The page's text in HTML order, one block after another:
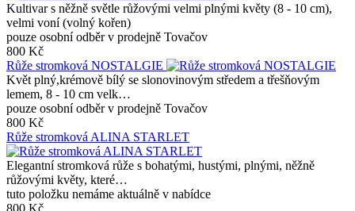
Kultivar s něžně světle růžovými velmi plnými květy (8 - 10 cm),
velmi voní (volný kořen)
pouze osobní odběr v prodejně Tovačov
800 Kč
Růže stromková NOSTALGIE
Květ plný,krémově bílý se slonovinovým středem a třešňovým
lemem, 8 - 10 cm velk…
pouze osobní odběr v prodejně Tovačov
800 Kč
Růže stromková ALINA STARLET
Elegantní stromková růže s bohatými, hustými, plnými, něžně
růžovými květy, které…
tuto položku nemáme aktuálně v nabídce
800 Kč